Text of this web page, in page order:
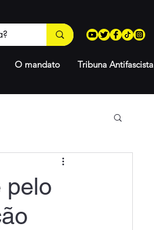
O mandato Tribuna Antifascista
pelo